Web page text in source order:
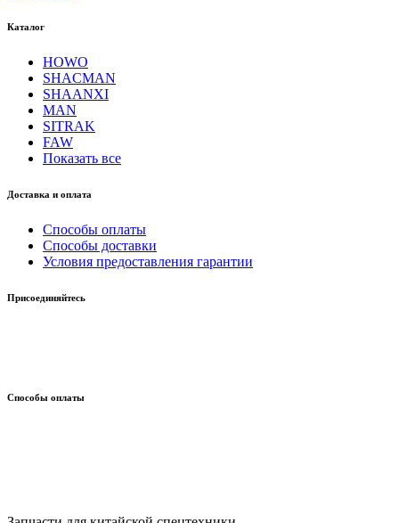
Каталог
HOWO
SHACMAN
SHAANXI
MAN
SITRAK
FAW
Показать все
Доставка и оплата
Способы оплаты
Способы доставки
Условия предоставления гарантии
Присоединяйтесь
Способы оплаты